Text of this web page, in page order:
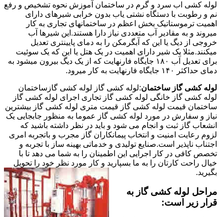
لوله کشی اب سرد و گرم در ساختمان آموزش نحوه تشخیص و رفع
نم و رطوبت با دستگاه نشتی یاب بدون خرابی شیرهای دارای
اهمیت ترموستاتیک بخش اعظم در ساختمانهای تجاری به کار
میروند و به مقادیر آب متعددی نیاز دارا هستند.این شیرها آب
خروجی از دیگ یا این که آبگرمکن را به دمای پایینتری تعدیل
میکنند.مثلا یک شیر دارای اهمیت در یک هتل یا این که یک سوئیت
برای تعدیل آب ۱۸۰ جایگاه فارنهایت که از یک دیگ بیرون میشود به
دمای حداکثر ۱۴۰ جایگاه فارنهایت به کار میرود.
لوله کشی گاز ساختمان:لوله کشی گاز لوله کشی گازساختمان
لوله کشی گاز خانگی لوله کشی گاز تجاری اجرای لوله کشی گاز
ساختمان قیمت لوله کشی گاز قیمت متری لوله کشی گاز بیشترین
نیاز و سفارش در مورد لوله کشی گاز عموما به منظور جابجایی یک
انشعاب گاز ثبت و انجام می شود و باید در نظر داشته باشید که
لزوم رعایت امنیت و انتخاب پیمانکاران گاز مجرب و باتجربه امری
اجتناب ناپذیر است.صنایع تولیدی و خدماتی بهینه ساز با تجربه و
تخصص کافی در کار اجرایی این اطمینان را به شما می دهد تا با
خیال راحت کارتان را به ما بسپارید و کار مورد نظر خود را تحویل
بگیرید.
مراحل لوله کشی گاز به
قرار زیر است: